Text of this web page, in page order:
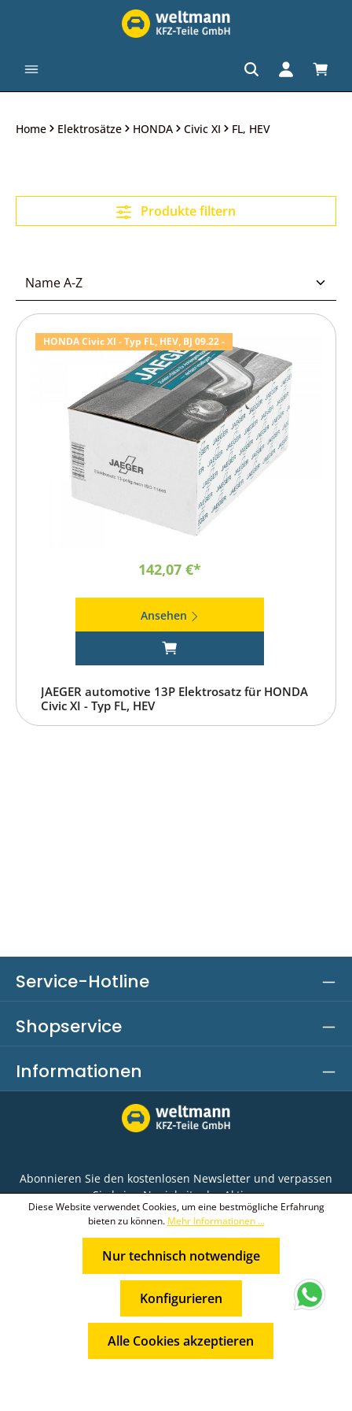
Home Elektrosätze HONDA Civic XI FL, HEV
Produkte filtern
HONDA Civic XI - Typ FL, HEV, BJ 09.22 -
142,07 €*
Ansehen
JAEGER automotive 13P Elektrosatz für HONDA
Civic XI - Typ FL, HEV
Service-Hotline
Shopservice
Informationen
Abonnieren Sie den kostenlosen Newsletter und verpassen
Sie keine Neuigkeit oder Aktion.
E-Mail-Adresse*
Datenschutzbestimmungenzur
Kenntnis genommen und dieAGBgelesen und bin
mit ihnen einverstanden.
Die mit einem Stern (*) markierten Felder sind
© 2026 Weltmann KFZ-Teile GmbH
* Alle Preise inkl. gesetzl. Mehrwertsteuer zzgl.
und ggf. Nachnahmegebühren, wenn nicht
anders angegeben.
Diese Website verwendet Cookies, um eine bestmögliche Erfahrung
bieten zu können. Mehr Informationen ...
Nur technisch notwendige
Konfigurieren
Alle Cookies akzeptieren